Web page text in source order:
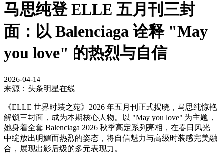
马思纯登 ELLE 五月刊三封
面：以 Balenciaga 诠释 "May
you love" 的热烈与自信
2026-04-14
来源：头条明星在线
《ELLE 世界时装之苑》2026 年五月刊正式揭晓，马思纯惊艳
解锁三封面，成为本期核心人物。以 "May you love" 为主题，
她身着全套 Balenciaga 2026 秋季高定系列亮相，在春日风光
中绽放出明媚而热烈的姿态，将自信魅力与高级时装感完美融
合，展现出影后级的多元表现力。